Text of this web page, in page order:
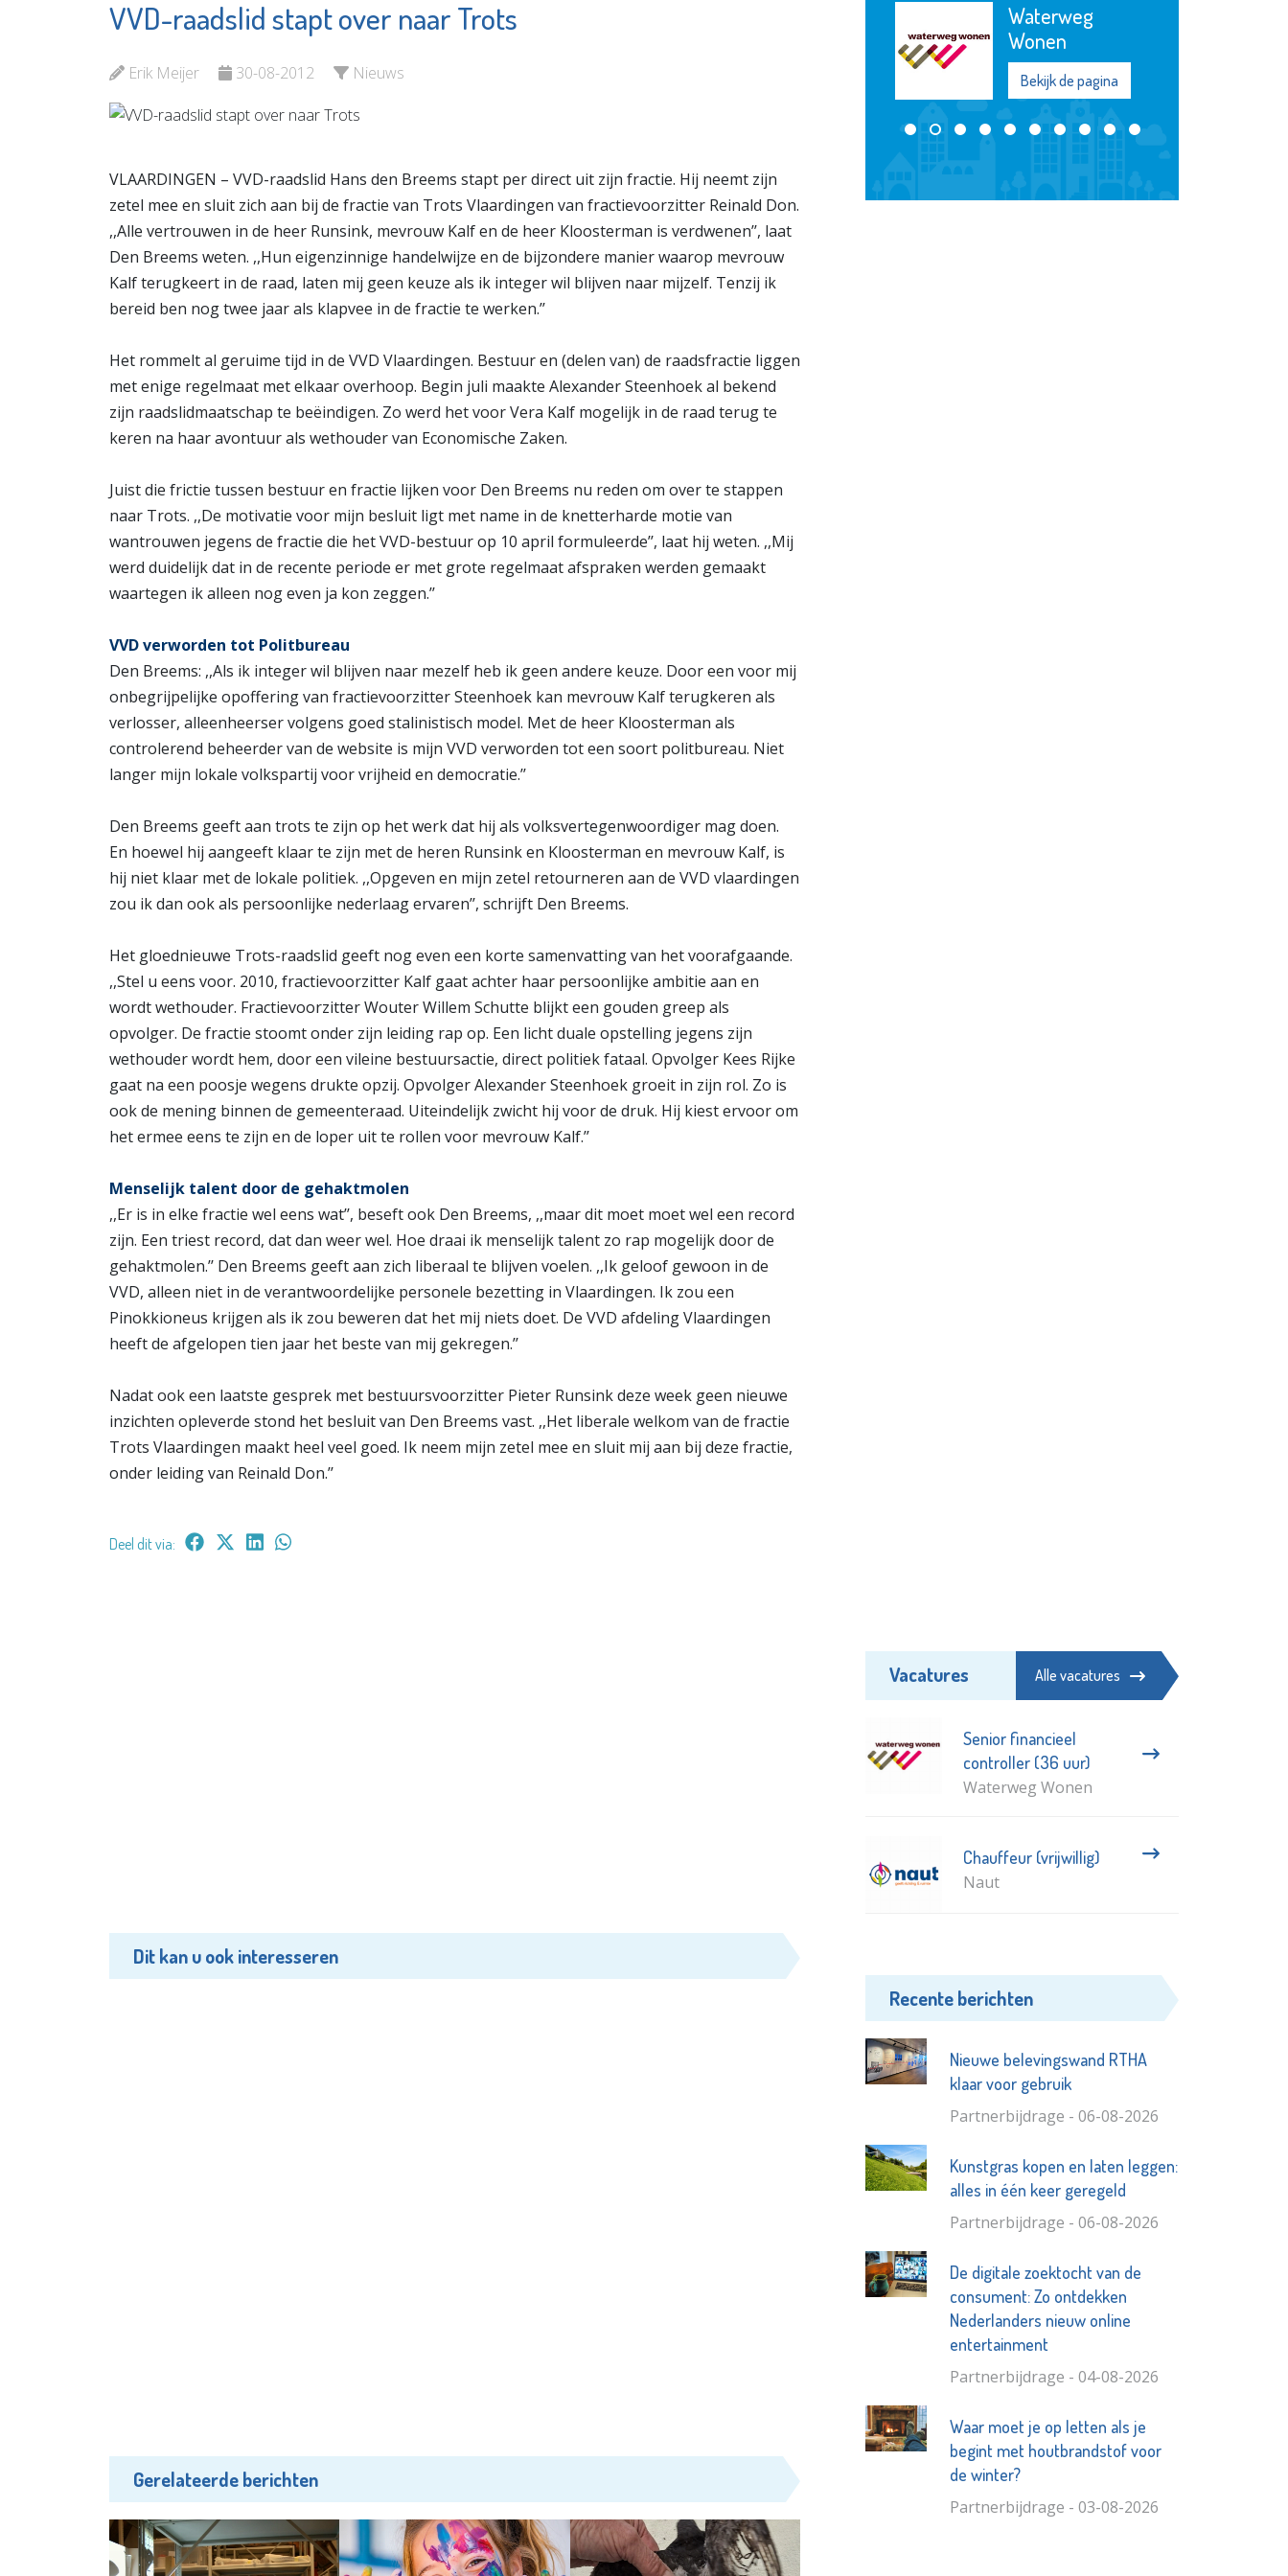
VVD-raadslid stapt over naar Trots
Erik Meijer 30-08-2012 Nieuws
VLAARDINGEN – VVD-raadslid Hans den Breems stapt per direct uit zijn fractie. Hij neemt zijn
zetel mee en sluit zich aan bij de fractie van Trots Vlaardingen van fractievoorzitter Reinald Don.
,,Alle vertrouwen in de heer Runsink, mevrouw Kalf en de heer Kloosterman is verdwenen’’, laat
Den Breems weten. ,,Hun eigenzinnige handelwijze en de bijzondere manier waarop mevrouw
Kalf terugkeert in de raad, laten mij geen keuze als ik integer wil blijven naar mijzelf. Tenzij ik
bereid ben nog twee jaar als klapvee in de fractie te werken.’’
Het rommelt al geruime tijd in de VVD Vlaardingen. Bestuur en (delen van) de raadsfractie liggen
met enige regelmaat met elkaar overhoop. Begin juli maakte Alexander Steenhoek al bekend
zijn raadslidmaatschap te beëindigen. Zo werd het voor Vera Kalf mogelijk in de raad terug te
keren na haar avontuur als wethouder van Economische Zaken.
Juist die frictie tussen bestuur en fractie lijken voor Den Breems nu reden om over te stappen
naar Trots. ,,De motivatie voor mijn besluit ligt met name in de knetterharde motie van
wantrouwen jegens de fractie die het VVD-bestuur op 10 april formuleerde’’, laat hij weten. ,,Mij
werd duidelijk dat in de recente periode er met grote regelmaat afspraken werden gemaakt
waartegen ik alleen nog even ja kon zeggen.’’
VVD verworden tot Politbureau
Den Breems: ,,Als ik integer wil blijven naar mezelf heb ik geen andere keuze. Door een voor mij
onbegrijpelijke opoffering van fractievoorzitter Steenhoek kan mevrouw Kalf terugkeren als
verlosser, alleenheerser volgens goed stalinistisch model. Met de heer Kloosterman als
controlerend beheerder van de website is mijn VVD verworden tot een soort politbureau. Niet
langer mijn lokale volkspartij voor vrijheid en democratie.’’
Den Breems geeft aan trots te zijn op het werk dat hij als volksvertegenwoordiger mag doen.
En hoewel hij aangeeft klaar te zijn met de heren Runsink en Kloosterman en mevrouw Kalf, is
hij niet klaar met de lokale politiek. ,,Opgeven en mijn zetel retourneren aan de VVD vlaardingen
zou ik dan ook als persoonlijke nederlaag ervaren’’, schrijft Den Breems.
Het gloednieuwe Trots-raadslid geeft nog even een korte samenvatting van het voorafgaande.
,,Stel u eens voor. 2010, fractievoorzitter Kalf gaat achter haar persoonlijke ambitie aan en
wordt wethouder. Fractievoorzitter Wouter Willem Schutte blijkt een gouden greep als
opvolger. De fractie stoomt onder zijn leiding rap op. Een licht duale opstelling jegens zijn
wethouder wordt hem, door een vileine bestuursactie, direct politiek fataal. Opvolger Kees Rijke
gaat na een poosje wegens drukte opzij. Opvolger Alexander Steenhoek groeit in zijn rol. Zo is
ook de mening binnen de gemeenteraad. Uiteindelijk zwicht hij voor de druk. Hij kiest ervoor om
het ermee eens te zijn en de loper uit te rollen voor mevrouw Kalf.’’
Menselijk talent door de gehaktmolen
,,Er is in elke fractie wel eens wat’’, beseft ook Den Breems, ,,maar dit moet moet wel een record
zijn. Een triest record, dat dan weer wel. Hoe draai ik menselijk talent zo rap mogelijk door de
gehaktmolen.’’ Den Breems geeft aan zich liberaal te blijven voelen. ,,Ik geloof gewoon in de
VVD, alleen niet in de verantwoordelijke personele bezetting in Vlaardingen. Ik zou een
Pinokkioneus krijgen als ik zou beweren dat het mij niets doet. De VVD afdeling Vlaardingen
heeft de afgelopen tien jaar het beste van mij gekregen.’’
Nadat ook een laatste gesprek met bestuursvoorzitter Pieter Runsink deze week geen nieuwe
inzichten opleverde stond het besluit van Den Breems vast. ,,Het liberale welkom van de fractie
Trots Vlaardingen maakt heel veel goed. Ik neem mijn zetel mee en sluit mij aan bij deze fractie,
onder leiding van Reinald Don.’’
Deel dit via:
Dit kan u ook interesseren
Gerelateerde berichten
Stichting
Bekijk de pagina
Stroomopwaarts
Bekijk de pagina
Virati
Uitvaartverzorging
Bekijk de pagina
Vacatures Alle vacatures
Senior financieel
controller (36 uur)
Waterweg Wonen
Chauffeur (vrijwillig)
Naut
Recente berichten
Nieuwe belevingswand RTHA
klaar voor gebruik
Partnerbijdrage - 06-08-2026
Kunstgras kopen en laten leggen:
alles in één keer geregeld
Partnerbijdrage - 06-08-2026
De digitale zoektocht van de
consument: Zo ontdekken
Nederlanders nieuw online
entertainment
Partnerbijdrage - 04-08-2026
Waar moet je op letten als je
begint met houtbrandstof voor
de winter?
Partnerbijdrage - 03-08-2026